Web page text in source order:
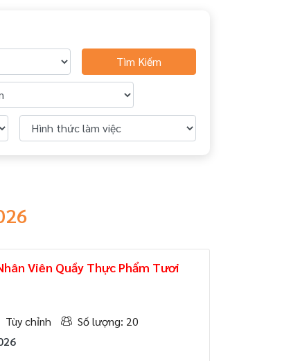
Tìm Kiếm
Viên Quầy Thực Phẩm Tươi
Tùy chỉnh
Số lượng: 20